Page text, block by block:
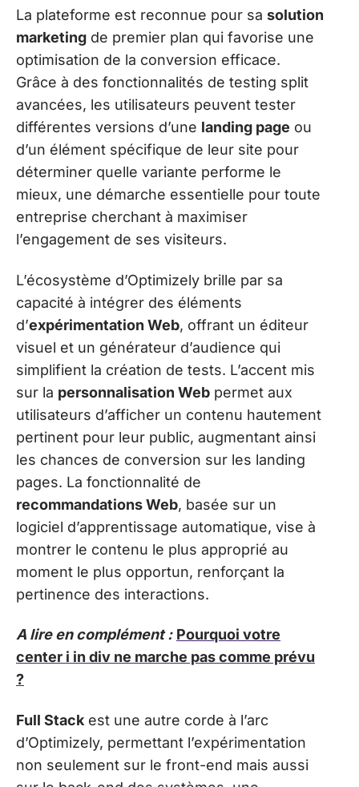
La plateforme est reconnue pour sa solution
marketing de premier plan qui favorise une
optimisation de la conversion efficace.
Grâce à des fonctionnalités de testing split
avancées, les utilisateurs peuvent tester
différentes versions d’une landing page ou
d’un élément spécifique de leur site pour
déterminer quelle variante performe le
mieux, une démarche essentielle pour toute
entreprise cherchant à maximiser
l’engagement de ses visiteurs.
L’écosystème d’Optimizely brille par sa
capacité à intégrer des éléments
d’expérimentation Web, offrant un éditeur
visuel et un générateur d’audience qui
simplifient la création de tests. L’accent mis
sur la personnalisation Web permet aux
utilisateurs d’afficher un contenu hautement
pertinent pour leur public, augmentant ainsi
les chances de conversion sur les landing
pages. La fonctionnalité de
recommandations Web, basée sur un
logiciel d’apprentissage automatique, vise à
montrer le contenu le plus approprié au
moment le plus opportun, renforçant la
pertinence des interactions.
A lire en complément : Pourquoi votre
center i in div ne marche pas comme prévu
?
Full Stack est une autre corde à l’arc
d’Optimizely, permettant l’expérimentation
non seulement sur le front-end mais aussi